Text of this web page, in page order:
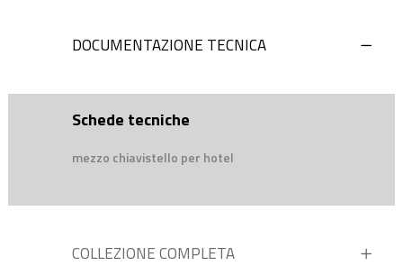
DOCUMENTAZIONE TECNICA
Schede tecniche
mezzo chiavistello per hotel
COLLEZIONE COMPLETA